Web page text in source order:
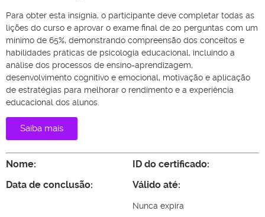
Para obter esta insígnia, o participante deve completar todas as
lições do curso e aprovar o exame final de 20 perguntas com um
mínimo de 65%, demonstrando compreensão dos conceitos e
habilidades práticas de psicologia educacional, incluindo a
análise dos processos de ensino-aprendizagem,
desenvolvimento cognitivo e emocional, motivação e aplicação
de estratégias para melhorar o rendimento e a experiência
educacional dos alunos.
Saiba mais
Nome:
Data de conclusão:
ID do certificado:
Válido até:
Nunca expira